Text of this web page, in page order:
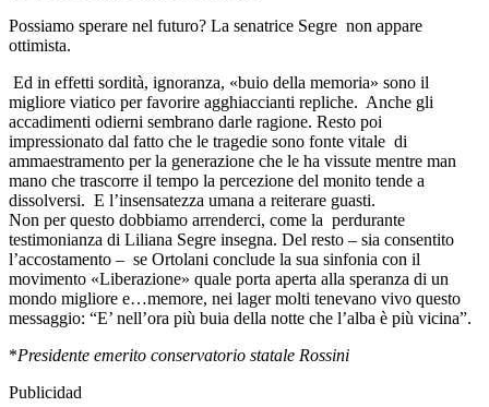
Possiamo sperare nel futuro? La senatrice Segre non appare
ottimista.
Ed in effetti sordità, ignoranza, «buio della memoria» sono il
migliore viatico per favorire agghiaccianti repliche. Anche gli
accadimenti odierni sembrano darle ragione. Resto poi
impressionato dal fatto che le tragedie sono fonte vitale di
ammaestramento per la generazione che le ha vissute mentre man
mano che trascorre il tempo la percezione del monito tende a
dissolversi. E l’insensatezza umana a reiterare guasti.
Non per questo dobbiamo arrenderci, come la perdurante
testimonianza di Liliana Segre insegna. Del resto – sia consentito
l’accostamento – se Ortolani conclude la sua sinfonia con il
movimento «Liberazione» quale porta aperta alla speranza di un
mondo migliore e…memore, nei lager molti tenevano vivo questo
messaggio: “E’ nell’ora più buia della notte che l’alba è più vicina”.
*Presidente emerito conservatorio statale Rossini
Publicidad